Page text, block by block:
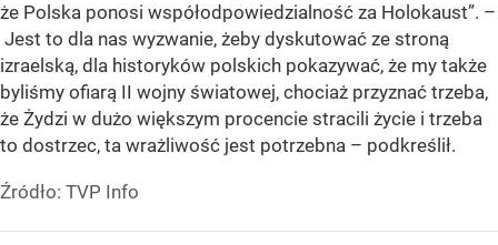
że Polska ponosi współodpowiedzialność za Holokaust”. –
Jest to dla nas wyzwanie, żeby dyskutować ze stroną
izraelską, dla historyków polskich pokazywać, że my także
byliśmy ofiarą II wojny światowej, chociaż przyznać trzeba,
że Żydzi w dużo większym procencie stracili życie i trzeba
to dostrzec, ta wrażliwość jest potrzebna – podkreślił.
Źródło: TVP Info